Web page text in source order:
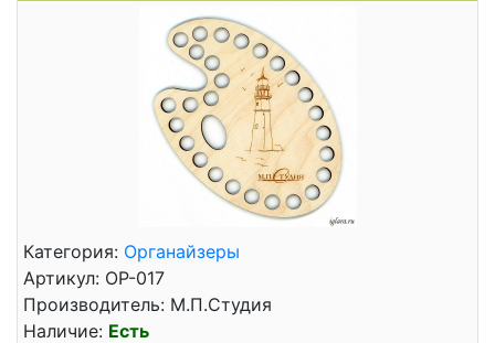
Категория: Органайзеры
Артикул: ОР-017
Производитель: М.П.Студия
Наличие: Есть